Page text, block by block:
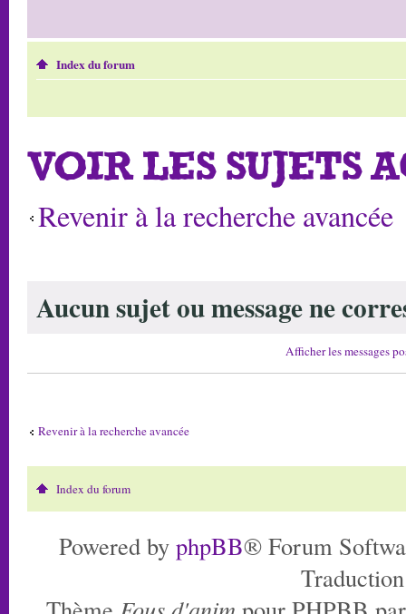
Index du forum
VOIR LES SUJETS
Revenir à la recherche avancée
Aucun sujet ou message ne
Afficher les messages
Revenir à la recherche avancée
Index du forum
Powered by phpBB® Forum